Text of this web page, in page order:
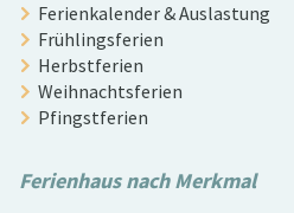
Ferienkalender & Auslastung
Frühlingsferien
Herbstferien
Weihnachtsferien
Pfingstferien
Ferienhaus nach Merkmal